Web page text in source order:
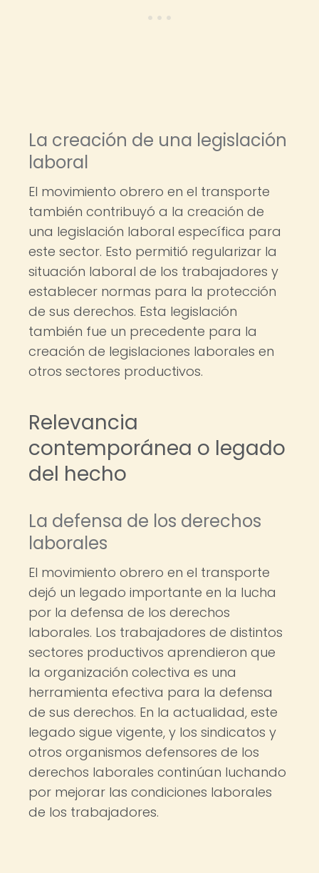
La creación de una legislación
laboral
El movimiento obrero en el transporte
también contribuyó a la creación de
una legislación laboral específica para
este sector. Esto permitió regularizar la
situación laboral de los trabajadores y
establecer normas para la protección
de sus derechos. Esta legislación
también fue un precedente para la
creación de legislaciones laborales en
otros sectores productivos.
Relevancia
contemporánea o legado
del hecho
La defensa de los derechos
laborales
El movimiento obrero en el transporte
dejó un legado importante en la lucha
por la defensa de los derechos
laborales. Los trabajadores de distintos
sectores productivos aprendieron que
la organización colectiva es una
herramienta efectiva para la defensa
de sus derechos. En la actualidad, este
legado sigue vigente, y los sindicatos y
otros organismos defensores de los
derechos laborales continúan luchando
por mejorar las condiciones laborales
de los trabajadores.